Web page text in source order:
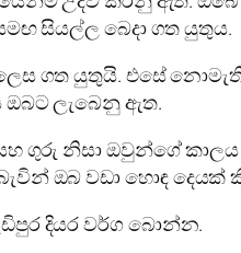
සියල්ල බෙදා ගත යුතුය.
ලෙස ගත යුතුයි. එසේ
ඔබට ලැබෙනු ඇත.
ගුරු නිසා ඔවුන්ගේ
ඔබ වඩා හොඳ
දියර වර්ග බොන්න.